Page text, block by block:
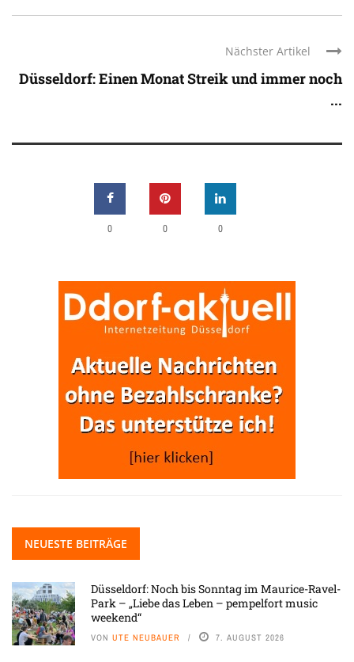
Nächster Artikel
Düsseldorf: Einen Monat Streik und immer noch
...
0 0 0
NEUESTE BEITRÄGE
Düsseldorf: Noch bis Sonntag im Maurice-Ravel-
Park – „Liebe das Leben – pempelfort music
weekend“
VON UTE NEUBAUER 7. AUGUST 2026